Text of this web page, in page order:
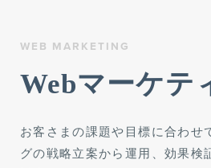
WEB MARKETING
Webマーケテ
お客さまの課題や目標に合わせ
グの戦略立案から運用、効果検